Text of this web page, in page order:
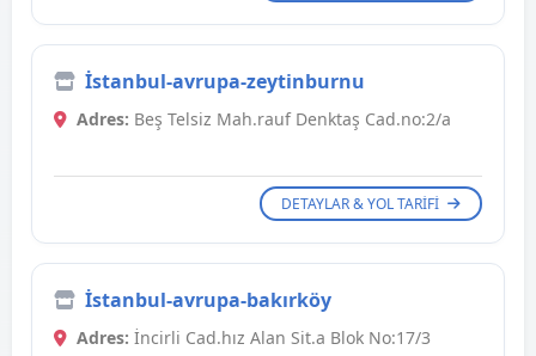
İstanbul-avrupa-zeytinburnu
Adres: Beş Telsiz Mah.rauf Denktaş Cad.no:2/a
DETAYLAR & YOL TARIFI
İstanbul-avrupa-bakırköy
Adres: İncirli Cad.hız Alan Sit.a Blok No:17/3